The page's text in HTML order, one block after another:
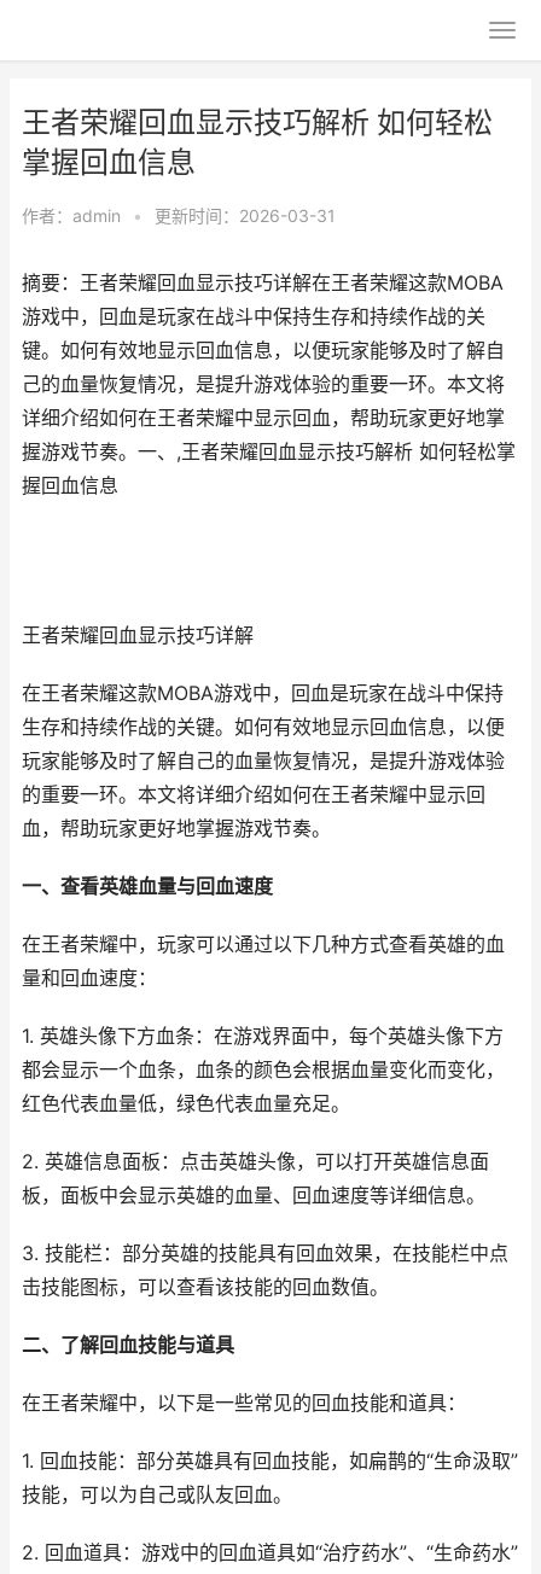
王者荣耀回血显示技巧解析 如何轻松
掌握回血信息
作者： admin • 更新时间：2026-03-31
摘要：王者荣耀回血显示技巧详解在王者荣耀这款MOBA
游戏中，回血是玩家在战斗中保持生存和持续作战的关
键。如何有效地显示回血信息，以便玩家能够及时了解自
己的血量恢复情况，是提升游戏体验的重要一环。本文将
详细介绍如何在王者荣耀中显示回血，帮助玩家更好地掌
握游戏节奏。一、,王者荣耀回血显示技巧解析 如何轻松掌
握回血信息
王者荣耀回血显示技巧详解
在王者荣耀这款MOBA游戏中，回血是玩家在战斗中保持
生存和持续作战的关键。如何有效地显示回血信息，以便
玩家能够及时了解自己的血量恢复情况，是提升游戏体验
的重要一环。本文将详细介绍如何在王者荣耀中显示回
血，帮助玩家更好地掌握游戏节奏。
一、查看英雄血量与回血速度
在王者荣耀中，玩家可以通过以下几种方式查看英雄的血
量和回血速度：
1. 英雄头像下方血条：在游戏界面中，每个英雄头像下方
都会显示一个血条，血条的颜色会根据血量变化而变化，
红色代表血量低，绿色代表血量充足。
2. 英雄信息面板：点击英雄头像，可以打开英雄信息面
板，面板中会显示英雄的血量、回血速度等详细信息。
3. 技能栏：部分英雄的技能具有回血效果，在技能栏中点
击技能图标，可以查看该技能的回血数值。
二、了解回血技能与道具
在王者荣耀中，以下是一些常见的回血技能和道具：
1. 回血技能：部分英雄具有回血技能，如扁鹊的“生命汲取”
技能，可以为自己或队友回血。
2. 回血道具：游戏中的回血道具如“治疗药水”、“生命药水”